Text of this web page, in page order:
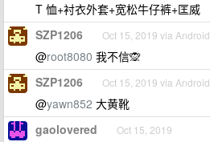
T 恤+衬衣外套+宽松牛仔裤+匡威
SZP1206 Oct 15, 2019 via Android
@root8080 我不信🙊
SZP1206 Oct 15, 2019 via Android
@yawn852 大黄靴
gaolovered Oct 15, 2019